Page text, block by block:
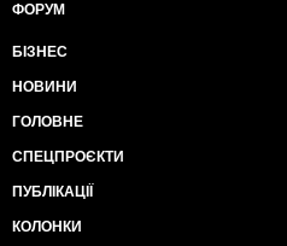
ФОРУМ
БІЗНЕС
НОВИНИ
ГОЛОВНЕ
СПЕЦПРОЄКТИ
ПУБЛІКАЦІЇ
КОЛОНКИ